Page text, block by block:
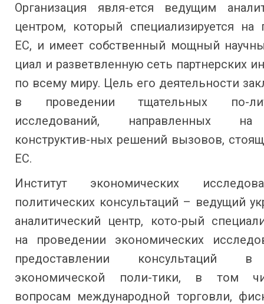
Организация явля-ется ведущим
центром, который специализируется на
ЕС, и имеет собственный мощный
циал и разветвленную сеть партнерских
по всему миру. Цель его деятельности
в проведении тщательных по-
исследований, направленных
конструктив-ных решений вызовов,
ЕС.
Институт экономических
политических консультаций – ведущий
аналитический центр, кото-рый
на проведении экономических
предоставлении консультаций
экономической поли-тики, в том
вопросам международной торговли,